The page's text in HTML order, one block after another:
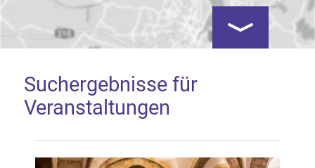
Google Map laden
Kartenansicht
Suchergebnisse für
Veranstaltungen